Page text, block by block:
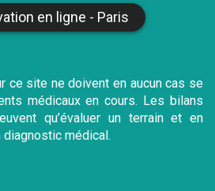
en ligne - Paris
ce site ne doivent en aucun cas se
médicaux en cours. Les bilans
qu’évaluer un terrain et en
diagnostic médical.